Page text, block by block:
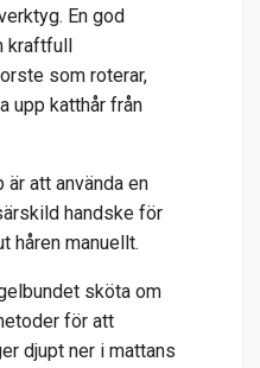
En god
kraftfull
som roterar,
upp katthår från
är att använda en
handske för
håren manuellt.
sköta om
för att
djupt ner i mattans